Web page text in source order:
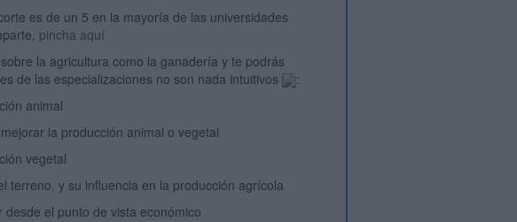
es de un 5 en la mayoría de las universidades
pincha aquí
la agricultura como la ganadería y te podrás
de las especializaciones no son nada intuitivos
:
animal
la producción animal o vegetal
vegetal
terreno, y su influencia en la producción agrícola
el punto de vista económico